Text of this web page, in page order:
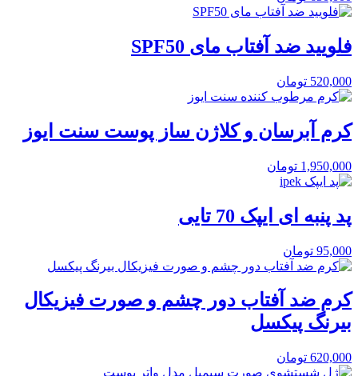
فلویید ضد آفتاب مای SPF50
520,000 تومان
کرم آبرسان و کلاژن ساز پوست سنت ایوز
1,950,000 تومان
پد پنبه ای ایپک 70 تایی
95,000 تومان
کرم ضد آفتاب دور چشم و صورت فیزیکال
بیرنگ پیکسل
620,000 تومان